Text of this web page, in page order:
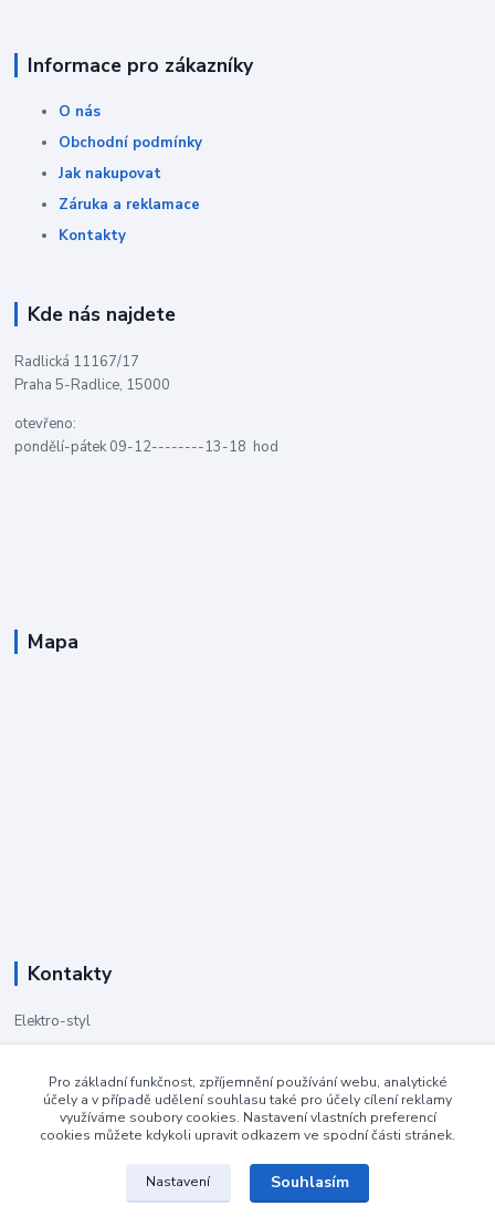
Informace pro zákazníky
O nás
Obchodní podmínky
Jak nakupovat
Záruka a reklamace
Kontakty
Kde nás najdete
Radlická 11167/17
Praha 5-Radlice, 15000
otevřeno:
pondělí-pátek 09-12--------13-18 hod
Mapa
Kontakty
Elektro-styl
251 555 678, 608 028 926
(po-pá 9-18)
info@elektro-styl.cz
Pro základní funkčnost, zpříjemnění používání webu, analytické
účely a v případě udělení souhlasu také pro účely cílení reklamy
využíváme soubory cookies. Nastavení vlastních preferencí
cookies můžete kdykoli upravit odkazem ve spodní části stránek.
Nastavení Souhlasím